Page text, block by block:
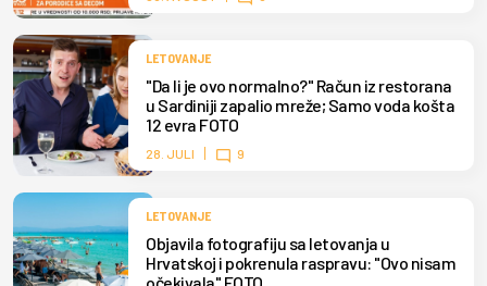
LETOVANJE
"Da li je ovo normalno?" Račun iz restorana
u Sardiniji zapalio mreže; Samo voda košta
12 evra FOTO
28. JULI 9
LETOVANJE
Objavila fotografiju sa letovanja u
Hrvatskoj i pokrenula raspravu: "Ovo nisam